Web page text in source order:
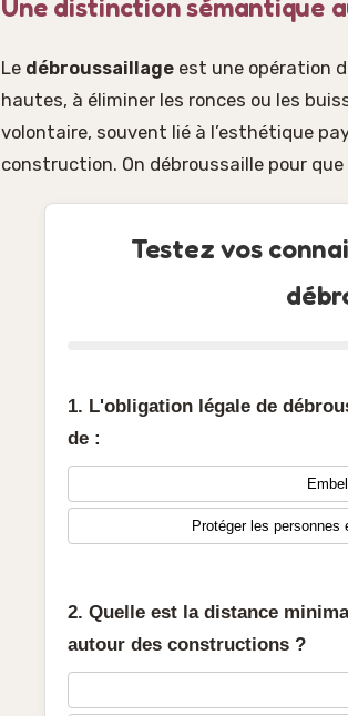
Une distinction sémantique
Le débroussaillage est une opération
hautes, à éliminer les ronces ou les
volontaire, souvent lié à l’esthétique
construction. On débroussaille pour
Testez vos
1. L'obligation légale de
de :
Protéger les
2. Quelle est la distance
autour des constructions ?